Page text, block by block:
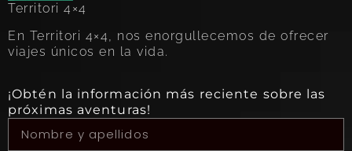
Territori 4×4
En Territori 4×4, nos enorgullecemos de ofrecer
viajes únicos en la vida.
¡Obtén la información más reciente sobre las
próximas aventuras!